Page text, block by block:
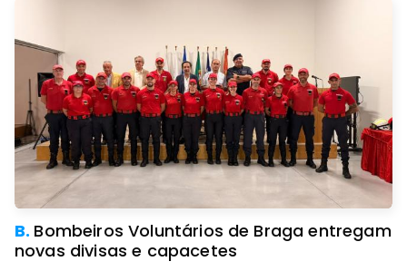
B. Bombeiros Voluntários de Braga entregam
novas divisas e capacetes